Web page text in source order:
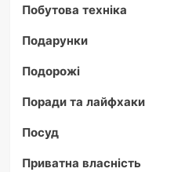
Побутова техніка
Подарунки
Подорожі
Поради та лайфхаки
Посуд
Приватна власність